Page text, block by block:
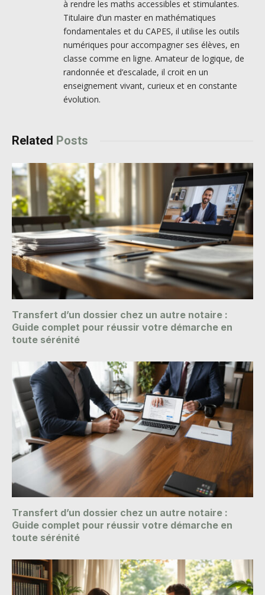
à rendre les maths accessibles et stimulantes.
Titulaire d’un master en mathématiques
fondamentales et du CAPES, il utilise les outils
numériques pour accompagner ses élèves, en
classe comme en ligne. Amateur de logique, de
randonnée et d’escalade, il croit en un
enseignement vivant, curieux et en constante
évolution.
Related Posts
Transfert d’un dossier chez un autre notaire :
Guide complet pour réussir votre démarche en
toute sérénité
Transfert d’un dossier chez un autre notaire :
Guide complet pour réussir votre démarche en
toute sérénité